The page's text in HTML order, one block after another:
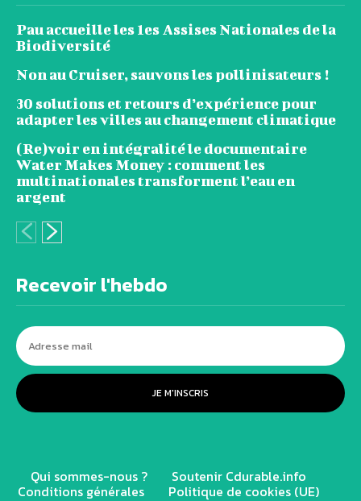
Pau accueille les 1es Assises Nationales de la
Biodiversité
Non au Cruiser, sauvons les pollinisateurs !
30 solutions et retours d’expérience pour
adapter les villes au changement climatique
(Re)voir en intégralité le documentaire
Water Makes Money : comment les
multinationales transforment l’eau en
argent
Recevoir l'hebdo
JE M'INSCRIS
Qui sommes-nous ? Soutenir Cdurable.info
Conditions générales Politique de cookies (UE)